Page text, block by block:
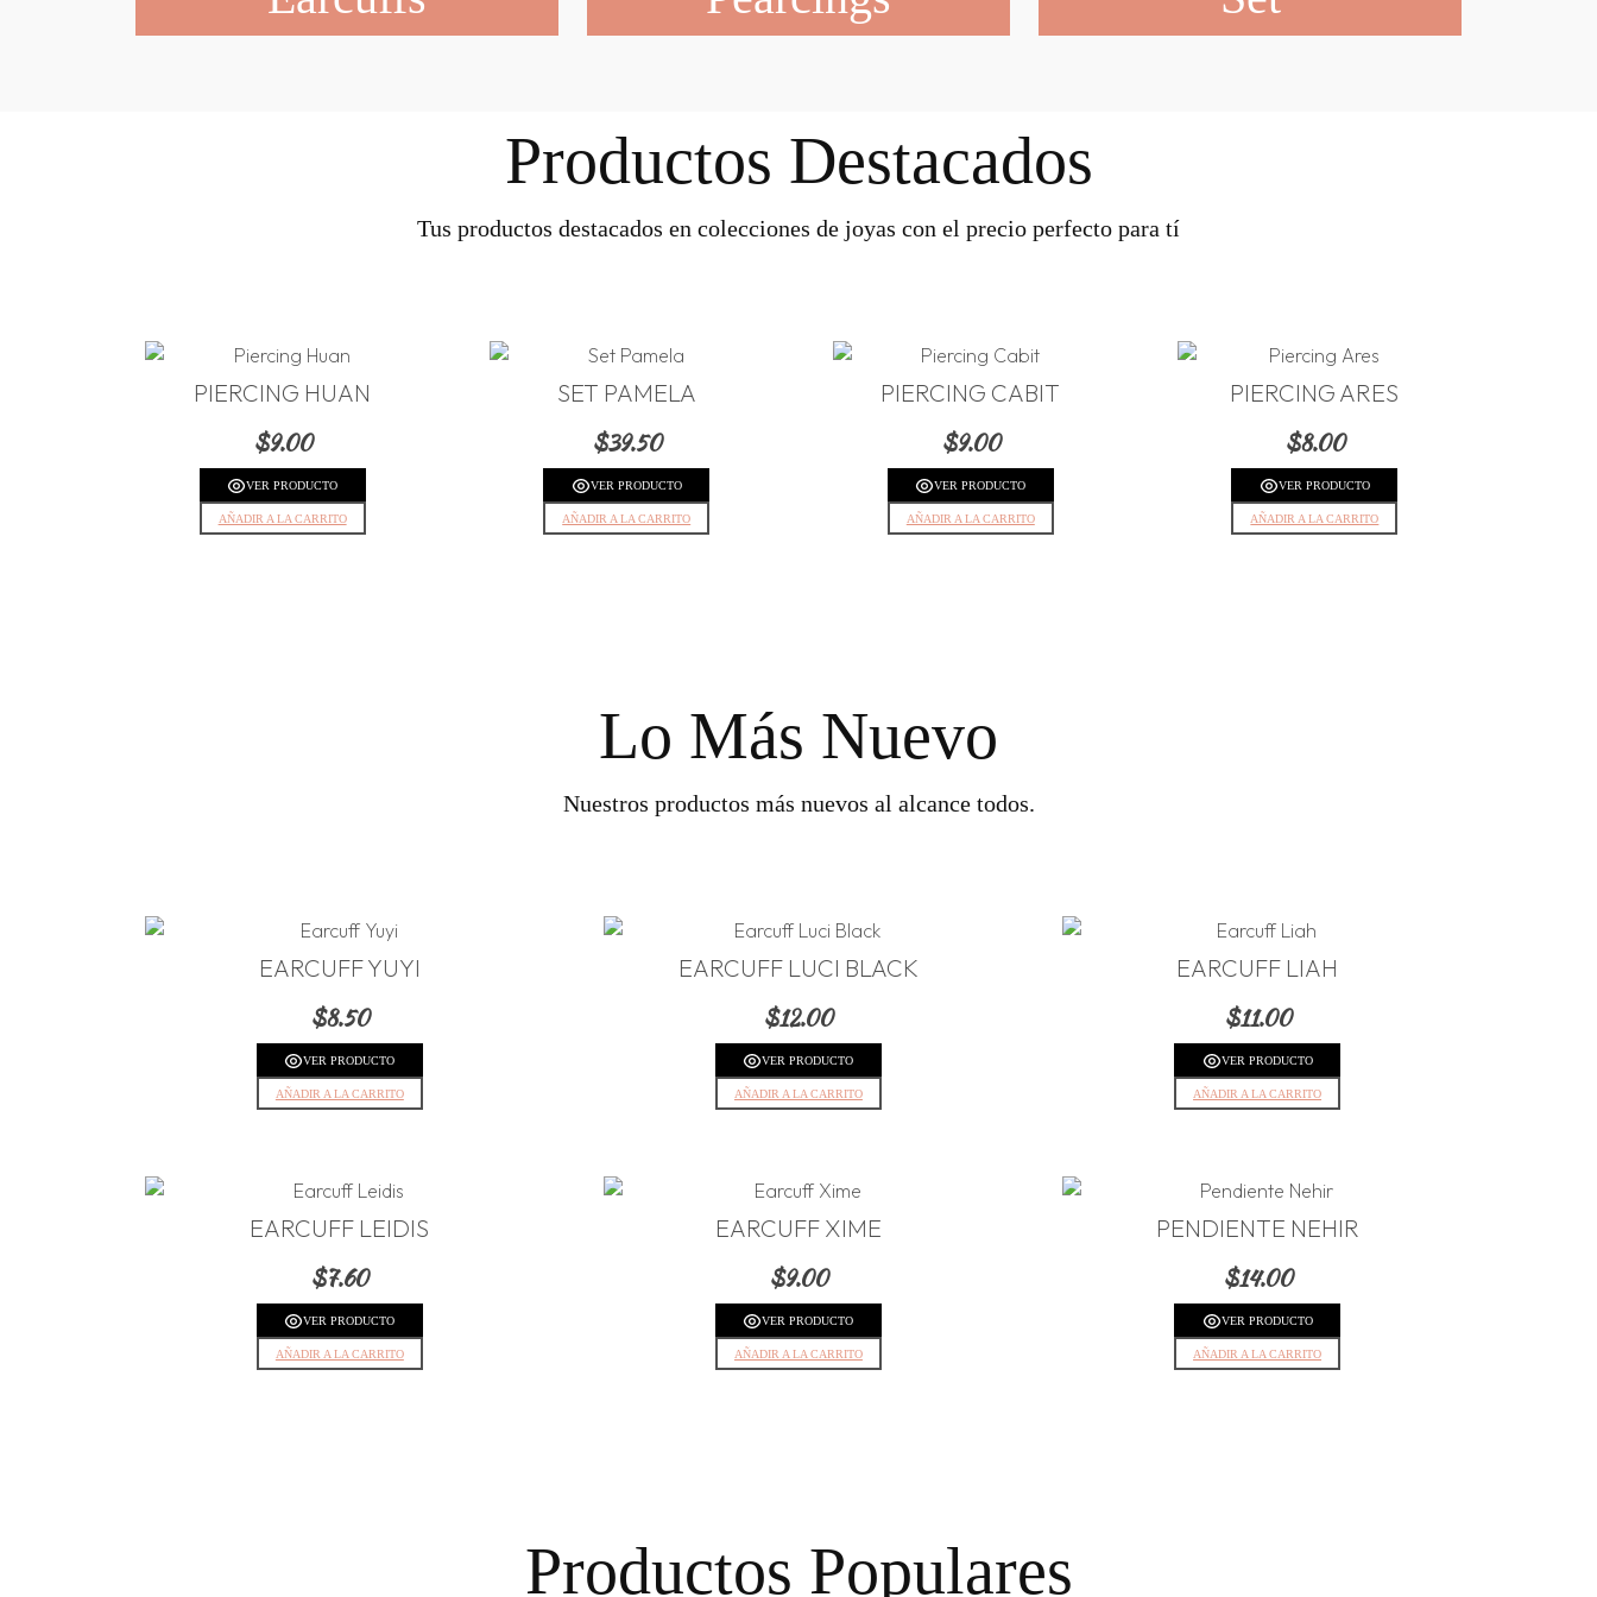
Productos Destacados
Tus productos destacados en colecciones de joyas con el precio perfecto para tí
PIERCING HUAN
$9.00
VER PRODUCTO
AÑADIR A LA CARRITO
SET PAMELA
$39.50
VER PRODUCTO
AÑADIR A LA CARRITO
PIERCING CABIT
$9.00
VER PRODUCTO
AÑADIR A LA CARRITO
PIERCING ARES
$8.00
VER PRODUCTO
AÑADIR A LA CARRITO
Lo Más Nuevo
Nuestros productos más nuevos al alcance todos.
EARCUFF YUYI
$8.50
VER PRODUCTO
AÑADIR A LA CARRITO
EARCUFF LUCI BLACK
$12.00
VER PRODUCTO
AÑADIR A LA CARRITO
EARCUFF LIAH
$11.00
VER PRODUCTO
AÑADIR A LA CARRITO
EARCUFF LEIDIS
$7.60
VER PRODUCTO
AÑADIR A LA CARRITO
EARCUFF XIME
$9.00
VER PRODUCTO
AÑADIR A LA CARRITO
PENDIENTE NEHIR
$14.00
VER PRODUCTO
AÑADIR A LA CARRITO
Productos Populares